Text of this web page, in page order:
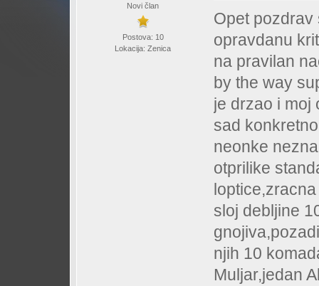
Novi član
Postova: 10
Lokacija: Zenica
Opet pozdrav
opravdanu
na pravilan
by the way
je drzao i moj
sad
neonke
otprilike
sloj debljine
njih 10
Muljar,jedan